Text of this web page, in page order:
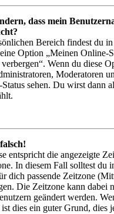
dass mein
Bereich findest du
Option „Meinen Online-
Wenn du diese
Moderatoren
sehen. Du wirst dann
entspricht die angezeigte
In diesem Fall solltest du
dich passende Zeitzone
Die Zeitzone kann dabei
geändert werden.
dies ein guter Grund, dies